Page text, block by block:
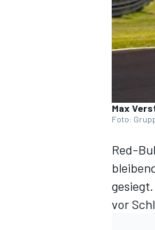
Max
Foto:
Red-
gesiegt.
vor